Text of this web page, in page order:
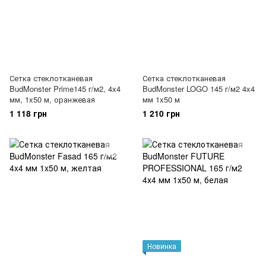
Сетка стеклотканевая
BudMonster Prime145 г/м2, 4x4
мм, 1x50 м, оранжевая
1 118 грн
Сетка стеклотканевая
BudMonster LOGO 145 г/м2 4x4
мм 1x50 м
1 210 грн
Новинка